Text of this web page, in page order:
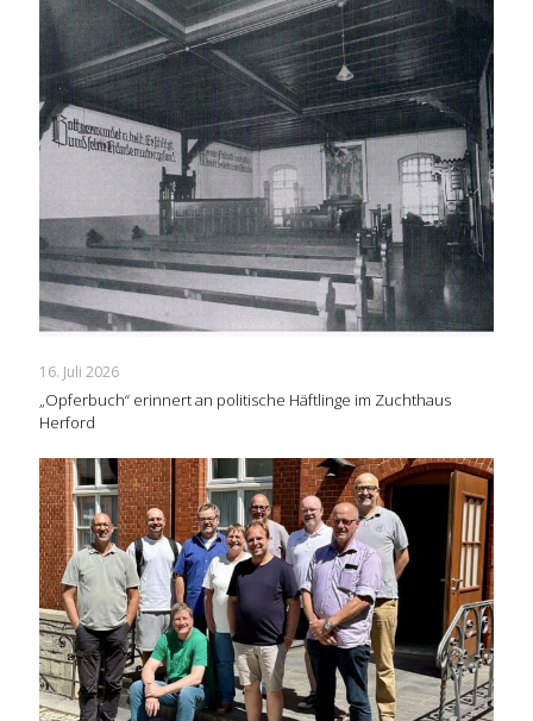
16. Juli 2026
„Opferbuch“ erinnert an politische Häftlinge im Zuchthaus
Herford